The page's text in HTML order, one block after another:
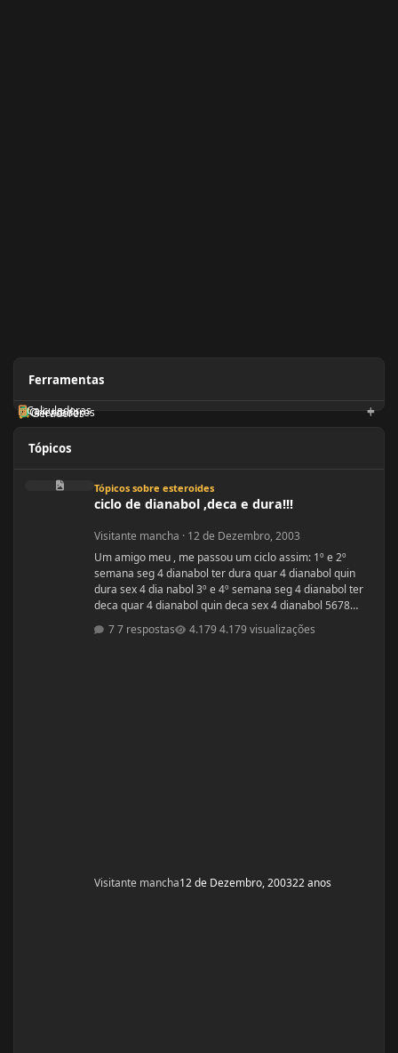
Ferramentas
Geradores
Orientadores
Calculadoras
Tópicos
ciclo de dianabol ,deca e dura!!!
Tópicos sobre esteroides
ciclo de dianabol ,deca e dura!!!
Visitante mancha · 12 de Dezembro, 2003
Um amigo meu , me passou um ciclo assim: 1º e 2º
semana seg 4 dianabol ter dura quar 4 dianabol quin
dura sex 4 dia nabol 3º e 4º semana seg 4 dianabol ter
deca quar 4 dianabol quin deca sex 4 dianabol 5678
seman vou partir para definição com outros anabolicos.
PERGUNTAS : 1 - GOSTARIA DE SABER A OPNIÃO DE
7 respostas 4.179 visualizações
Visitante mancha12 de Dezembro, 200322 anos